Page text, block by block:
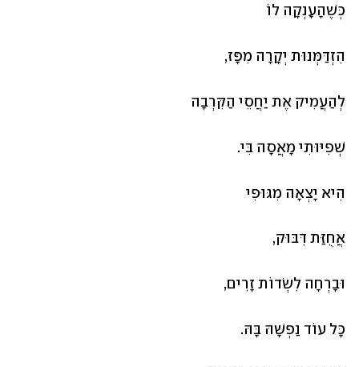
כְּשֶׁהָעָנְקָה לוֹ
הִזְדַּמְּנוּת יְקָרָה מִפָּז,
לְהַעֲמִיק אֶת יַחֲסֵי הַקִּרְבָה
שְׁפִיּוּתִי מָאֲסָה בִּי.
הִיא יָצְאָה מִגּוּפִי
אֲחֻזַּת דִּבּוּק,
וּבָרְחָה לִשְׂדוֹת זָרִים,
כָּל עוֹד נַפְשָׁהּ בָּהּ.